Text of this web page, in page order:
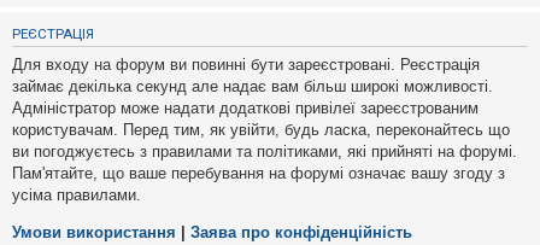
з
в
і
д
п
о
в
і
д
е
й
РЕЄСТРАЦІЯ
Для входу на форум ви повинні бути зареєстровані. Реєстрація
займає декілька секунд але надає вам більш широкі можливості.
Адміністратор може надати додаткові привілеї зареєстрованим
користувачам. Перед тим, як увійти, будь ласка, переконайтесь що
ви погоджуєтесь з правилами та політиками, які прийняті на форумі.
Пам'ятайте, що ваше перебування на форумі означає вашу згоду з
усіма правилами.
Умови використання Заява про конфіденційність